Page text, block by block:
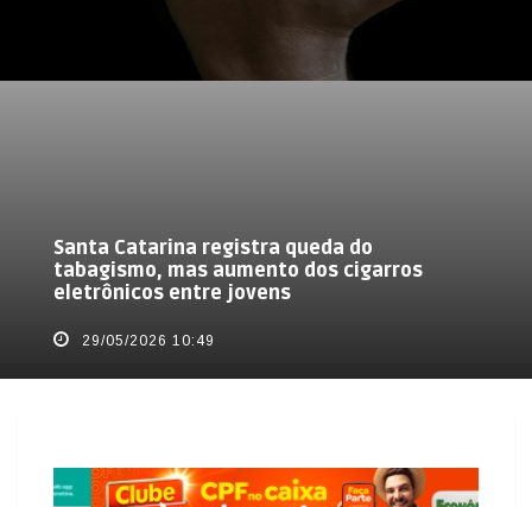
Santa Catarina registra queda do
tabagismo, mas aumento dos cigarros
eletrônicos entre jovens
29/05/2026 10:49